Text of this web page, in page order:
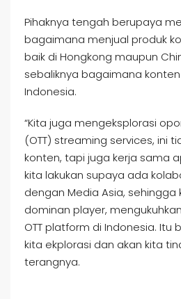
Pihaknya tengah berupaya
bagaimana menjual produk
baik di Hongkong maupun
sebaliknya bagaimana
Indonesia.
“Kita juga mengeksplorasi
(OTT) streaming services, ini
konten, tapi juga kerja sama
kita lakukan supaya ada
dengan Media Asia, sehingga
dominan player,
OTT platform di Indonesia. Itu
kita ekplorasi dan akan kita
terangnya.